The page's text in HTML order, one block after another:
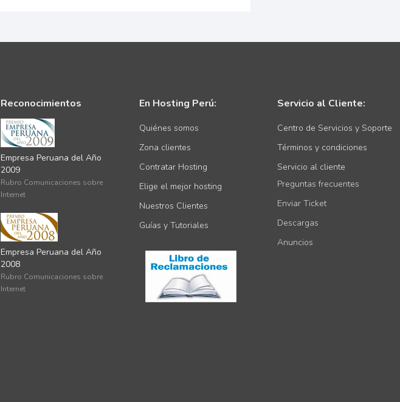
Reconocimientos
Empresa Peruana del Año
2009
Rubro Comunicaciones sobre
Internet
Empresa Peruana del Año
2008
Rubro Comunicaciones sobre
Internet
En Hosting Perú:
Quiénes somos
Zona clientes
Contratar Hosting
Elige el mejor hosting
Nuestros Clientes
Guías y Tutoriales
Servicio al Cliente:
Centro de Servicios y Soporte
Términos y condiciones
Servicio al cliente
Preguntas frecuentes
Enviar Ticket
Descargas
Anuncios